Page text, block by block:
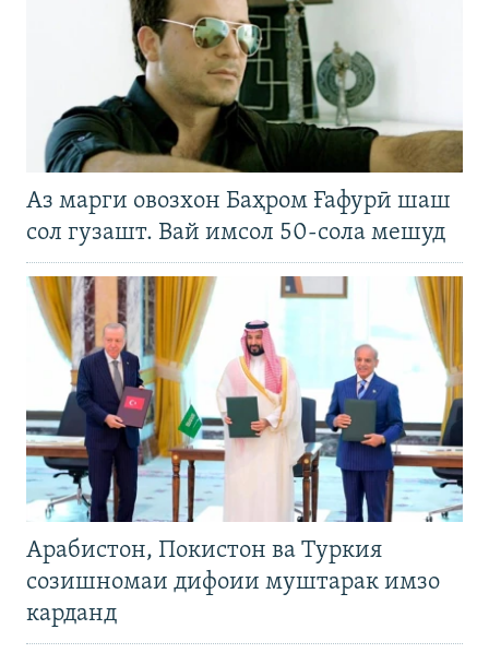
Аз марги овозхон Баҳром Ғафурӣ шаш
сол гузашт. Вай имсол 50-сола мешуд
Арабистон, Покистон ва Туркия
созишномаи дифоии муштарак имзо
карданд